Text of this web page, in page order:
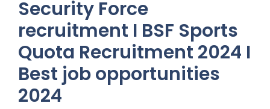
Security Force
recruitment I BSF Sports
Quota Recruitment 2024 I
Best job opportunities
2024